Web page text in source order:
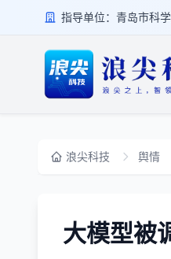
指导单位：青岛市科
浪尖科技 舆情
大模型被